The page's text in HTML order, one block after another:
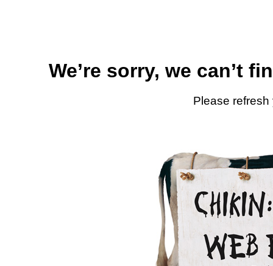
We’re sorry, we can’t
Please refresh